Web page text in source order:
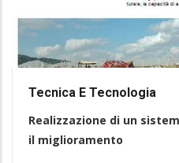
Tecnica E Tecnologia
Realizza­zione di un
il miglioramento